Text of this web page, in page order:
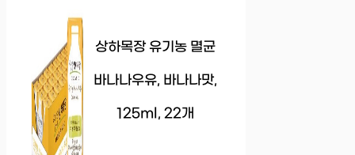
상하목장 유기농 멸균
바나나우유, 바나나맛,
125ml, 22개